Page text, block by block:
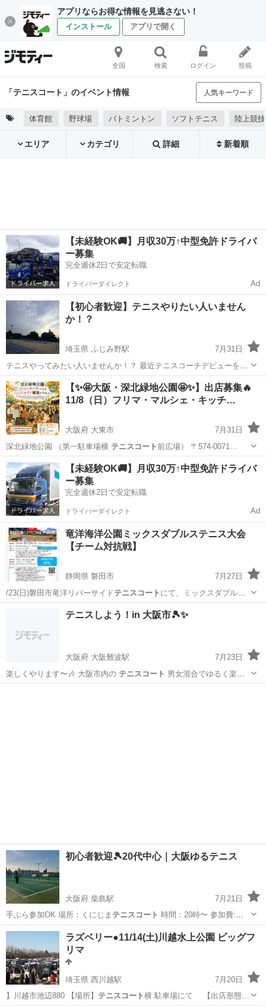
アプリならお得な情報を見逃さない！
インストール アプリで開く
全国 検索 ログイン 投稿
「テニスコート」のイベント情報 人気キーワード
体育館 野球場 バトミントン ソフトテニス 陸上競
エリア カテゴリ 詳細 新着順
【未経験OK🚚】月収30万↑中型免許ドライバ
ー募集
完全週休2日で安定転職
ドライバーダイレクト Ad
【初心者歓迎】テニスやりたい人いません
か！？
埼玉県 ふじみ野駅
7月31日
テニスやってみたい人いませんか！？ 最近テニスコーチデビューをし
まして、球出しやラケット出し練習の相手になってくれる方募集中で
す！ 初級クラスや初めてクラスの研修を受けているので、 🎾テニス経
験あるけどブランクある人 🎾...
埼玉 ふじみ野市 ふじみ野駅 スポーツ ただ
【✨🤩大阪・深北緑地公園🤩✨】出店募集🔥
11/8（日）フリマ・マルシェ・キッチ…
大阪府 大東市
7月31日
深北緑地公園 （第一駐車場横 テニスコート 前広場） 〒574-0071…
大阪 大東市 フリーマーケット キッチンカー
【未経験OK🚚】月収30万↑中型免許ドライバ
ー募集
完全週休2日で安定転職
ドライバーダイレクト Ad
竜洋海洋公園ミックスダブルステニス大会
【チーム対抗戦】
静岡県 磐田市
7月27日
/23(日)磐田市竜洋リバーサイド テニスコート にて、ミックスダブルス
テニス大会【…
スポーツ ミックスダブルス
テニスしよう！in 大阪市🎾✨️
大阪府 大阪難波駅
7月23日
楽しくやります〜🎶 大阪市内の テニスコート 男女混合でゆるく楽し
くやってます…
初心者歓迎🎾20代中心｜大阪ゆるテニス
大阪府 柴島駅
7月21日
手ぶら参加OK 場所：くにじま テニスコート 時間：20時〜 参加費:
¥100…
大阪 大阪市 柴島駅 20代
ラズベリー●11/14(土)川越水上公園 ビッグフ
リマ
埼玉県 西川越駅
7月20日
】川越市池辺880 【場所】 テニスコート 横 駐車場にて 【出店形態…